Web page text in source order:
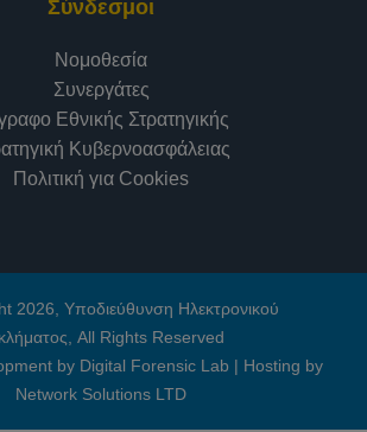
Σύνδεσμοι
Νομοθεσία
Συνεργάτες
Εθνικής Στρατηγικής
Κυβερνοασφάλειας
Πολιτική για Cookies
2026, Υποδιεύθυνση Ηλεκτρονικού
All Rights Reserved
by Digital Forensic Lab | Hosting by
Network Solutions LTD